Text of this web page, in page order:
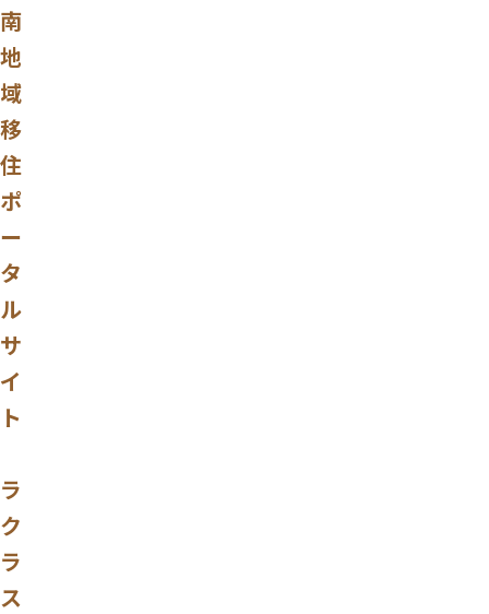
南
地
域
移
住
ポ
ー
タ
ル
サ
イ
ト
ラ
ク
ラ
ス